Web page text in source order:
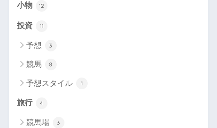
小物 12
投資 11
予想 3
競馬 8
予想スタイル 1
旅行 4
競馬場 3